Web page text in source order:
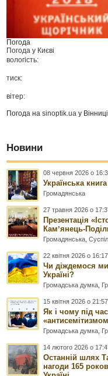
Погода
Погода у Києві
вологість:
тиск:
вітер:
Погода наsinoptik.ua у Вінниці
Новини
08 червня 2026 о
Українська
Громадянська
27 травня 2026 о
Презентація
Камʼянець-
Громадянська ,
22 квітня 2026 о 16:17
Чи діждемося
Україні?
Громадська думка
15 квітня 2026 о 21:57
Як і чому під
Громадська думка
14 лютого 2026 о
Останній шлях
нагоди 165